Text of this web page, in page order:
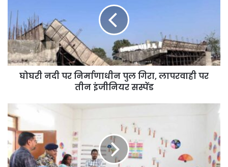
निर्माणाधीन
पुल
गिरा,
लापरवाही
पर
तीन
इंजीनियरघोघरी नदी पर निर्माणाधीन पुल गिरा, लापरवाही पर
तीन इंजीनियर सस्पेंड
मुख्य
सचिव
मनोज
पिंगुआ
ने